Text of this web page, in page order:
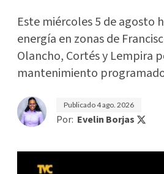
Este miércoles 5 de agosto
energía en zonas de
Olancho, Cortés y Lempira
mantenimiento
Publicado4 ago. 2026
Por: Evelin Borjas